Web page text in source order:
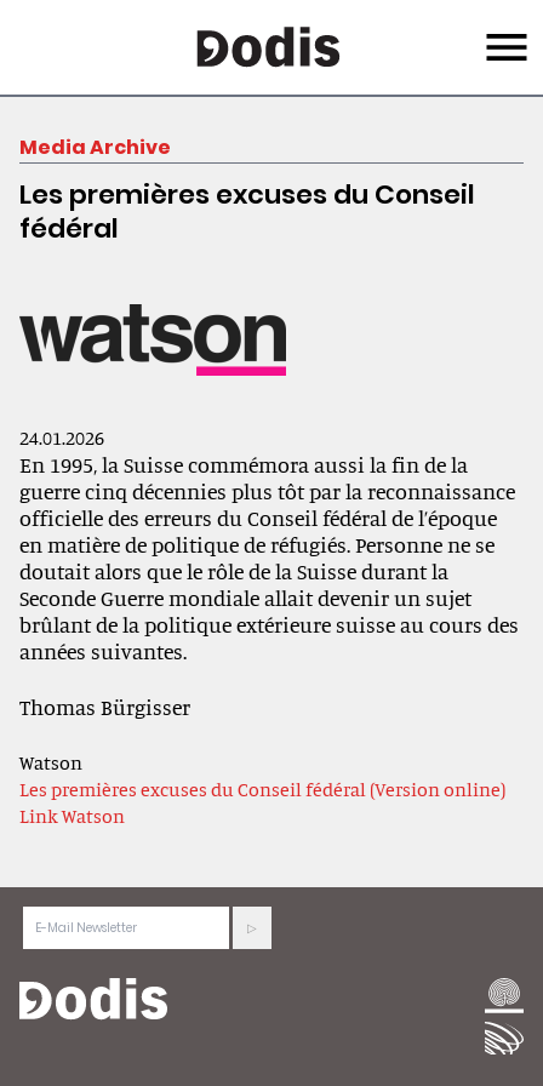
content
Menu
Media Archive
Les premières excuses du Conseil
fédéral
24.01.2026
En 1995, la Suisse commémora aussi la fin de la
guerre cinq décennies plus tôt par la reconnaissance
officielle des erreurs du Conseil fédéral de l’époque
en matière de politique de réfugiés. Personne ne se
doutait alors que le rôle de la Suisse durant la
Seconde Guerre mondiale allait devenir un sujet
brûlant de la politique extérieure suisse au cours des
années suivantes.
Thomas Bürgisser
Watson
Les premières excuses du Conseil fédéral (Version online)
Link Watson